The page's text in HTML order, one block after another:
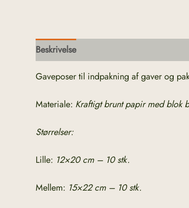
Beskrivelse
Gaveposer til indpakning af gaver og
Materiale: Kraftigt brunt papir med blok
Størrelser:
Lille: 12×20 cm – 10 stk.
Mellem: 15×22 cm – 10 stk.